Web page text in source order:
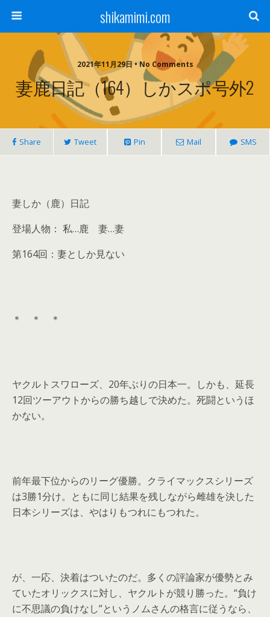
shikamimi.com
2021年11月29日 • No Comments
妻鹿日記（164）しかスポ号外2
Share Tweet Pin Mail SMS
妻しか（鹿）日記
登場人物： 私…鹿 妻…妻
第164回：妻としか見ない
＊ ＊ ＊
ヤクルトスワローズ、20年ぶりの日本一。しかも、延長
12回ツーアウトからの勝ち越しで決めた。死闘というほ
かない。
前年最下位からのリーグ優勝。クライマックスシリーズ
は3勝1分け。ともに同じ結果を残しながら雌雄を決した
日本シリーズは、やはりもつれにもつれた。
が、一応、決着はついたのだ。多くの評論家が優勢とみ
ていたオリックスに対し、ヤクルトが競り勝った。“負け
に不思議の負けなし”というノムさんの格言に従うなら、